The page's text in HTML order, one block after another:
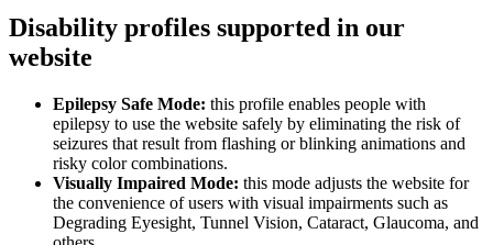
Disability profiles supported in our
website
Epilepsy Safe Mode: this profile enables people with
epilepsy to use the website safely by eliminating the risk of
seizures that result from flashing or blinking animations and
risky color combinations.
Visually Impaired Mode: this mode adjusts the website for
the convenience of users with visual impairments such as
Degrading Eyesight, Tunnel Vision, Cataract, Glaucoma, and